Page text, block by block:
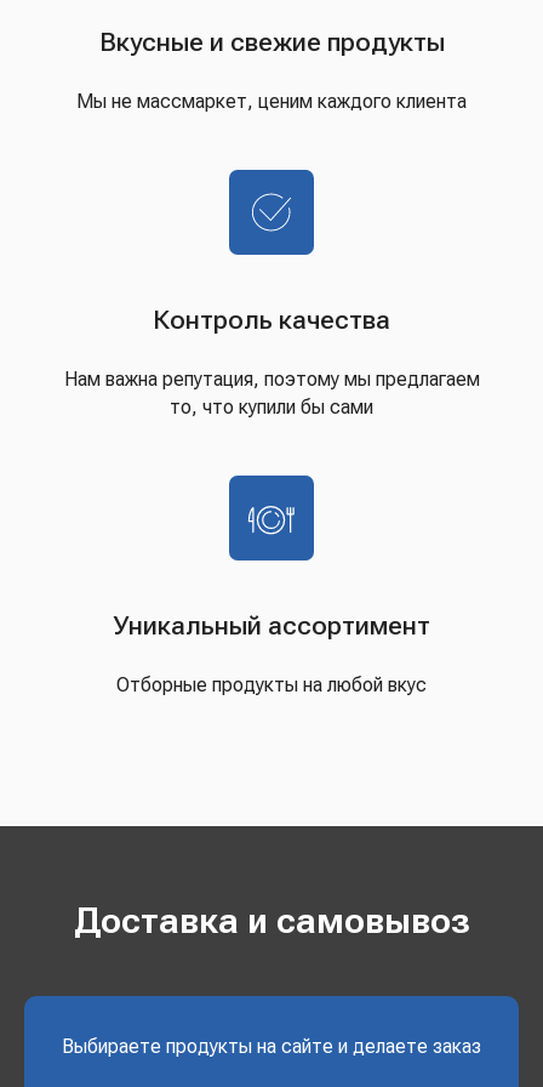
Вкусные и свежие продукты
Мы не массмаркет, ценим каждого клиента
Контроль качества
Нам важна репутация, поэтому мы предлагаем
то, что купили бы сами
Уникальный ассортимент
Отборные продукты на любой вкус
Доставка и самовывоз
Выбираете продукты на сайте и делаете заказ